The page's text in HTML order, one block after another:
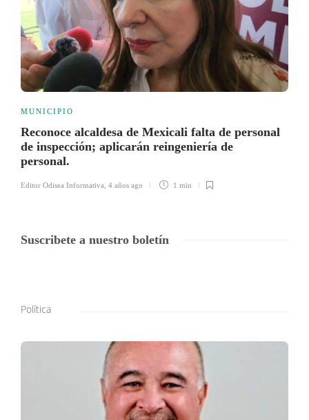
MUNICIPIO
Reconoce alcaldesa de Mexicali falta de personal
de inspección; aplicarán reingeniería de
personal.
Editor Odisea Informativa 4 años ago 1 min
Suscribete a nuestro boletín
Política